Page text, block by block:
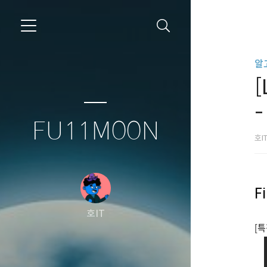
FU11M00N
호IT
알
호
[